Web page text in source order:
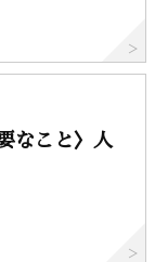
なこと〉人